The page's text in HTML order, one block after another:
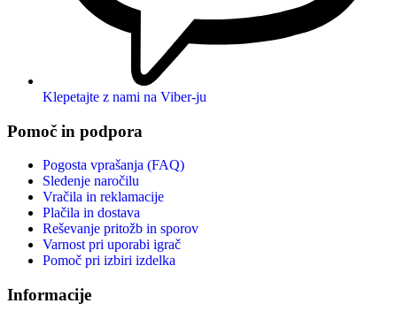
Klepetajte z nami na Viber-ju
Pomoč in podpora
Pogosta vprašanja (FAQ)
Sledenje naročilu
Vračila in reklamacije
Plačila in dostava
Reševanje pritožb in sporov
Varnost pri uporabi igrač
Pomoč pri izbiri izdelka
Informacije